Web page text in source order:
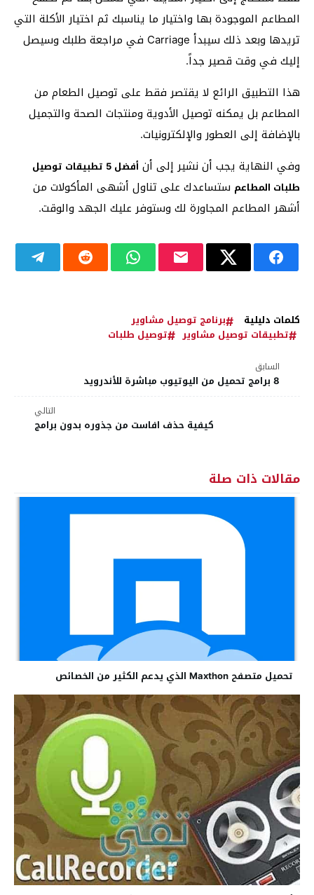
المطاعم الموجودة بها واختيار ما يناسبك ثم اختيار الأكلة التي
تريدها وبعد ذلك سيبدأ Carriage في مراجعة طلبك وسيصل
إليك في وقت قصير جداً.
هذا التطبيق الرائع لا يقتصر فقط على توصيل الطعام من
المطاعم بل يمكنه توصيل الأدوية ومنتجات الصحة والتجميل
بالإضافة إلى العطور والإلكترونيات.
وفي النهاية يجب أن نشير إلى أن
أفضل 5 تطبيقات توصيل
طلبات المطاعم ستساعدك على تناول أشهى المأكولات من
أشهر المطاعم المجاورة لك وستوفر عليك الجهد والوقت.
كلمات دليلية
برنامج توصيل مشاوير
تطبيقات توصيل مشاوير
توصيل طلبات
السابق
8 برامج تحميل من اليوتيوب مباشرة للأندرويد
التالي
كيفية حذف افاست من جذوره بدون برامج
مقالات ذات صلة
تحميل متصفح Maxthon الذي يدعم الكثير من الخصائص